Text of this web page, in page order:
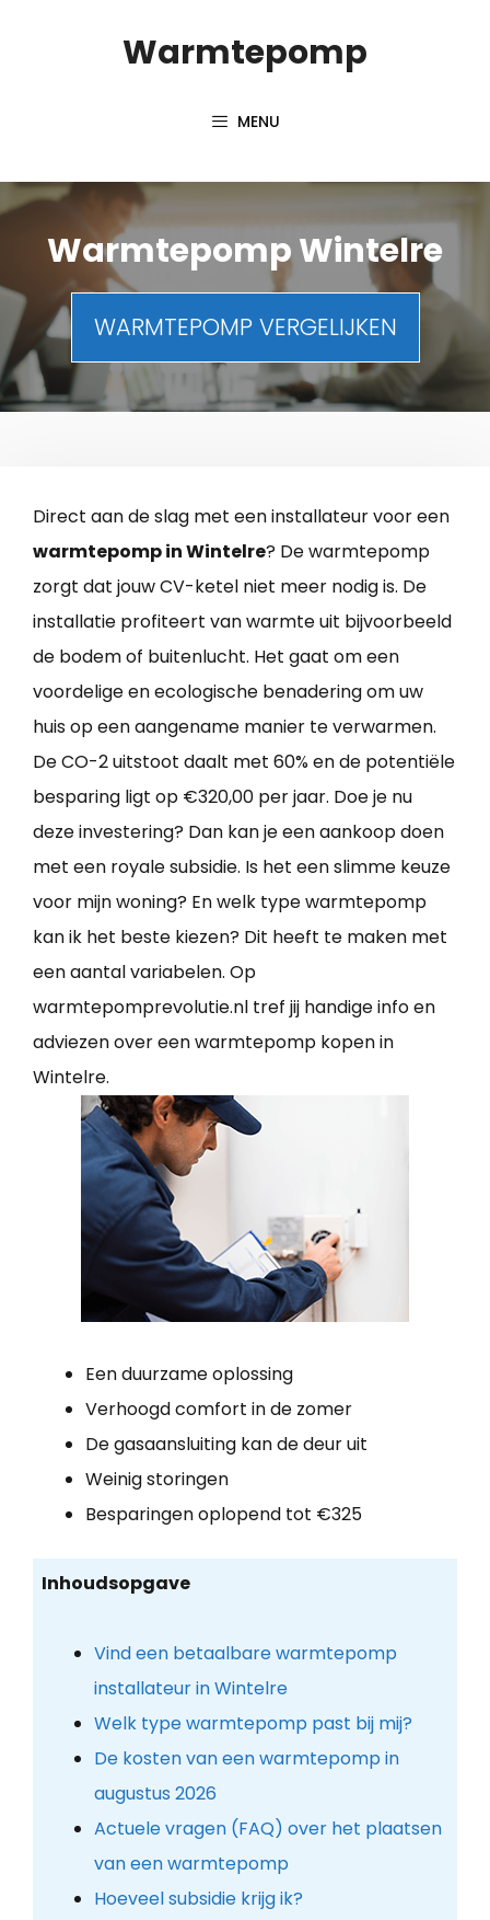
Warmtepomp
MENU
Warmtepomp Wintelre
WARMTEPOMP VERGELIJKEN
Direct aan de slag met een installateur voor een
warmtepomp in Wintelre? De warmtepomp
zorgt dat jouw CV-ketel niet meer nodig is. De
installatie profiteert van warmte uit bijvoorbeeld
de bodem of buitenlucht. Het gaat om een
voordelige en ecologische benadering om uw
huis op een aangename manier te verwarmen.
De CO-2 uitstoot daalt met 60% en de potentiële
besparing ligt op €320,00 per jaar. Doe je nu
deze investering? Dan kan je een aankoop doen
met een royale subsidie. Is het een slimme keuze
voor mijn woning? En welk type warmtepomp
kan ik het beste kiezen? Dit heeft te maken met
een aantal variabelen. Op
warmtepomprevolutie.nl tref jij handige info en
adviezen over een warmtepomp kopen in
Wintelre.
Een duurzame oplossing
Verhoogd comfort in de zomer
De gasaansluiting kan de deur uit
Weinig storingen
Besparingen oplopend tot €325
Inhoudsopgave
Vind een betaalbare warmtepomp
installateur in Wintelre
Welk type warmtepomp past bij mij?
De kosten van een warmtepomp in
augustus 2026
Actuele vragen (FAQ) over het plaatsen
van een warmtepomp
Hoeveel subsidie krijg ik?